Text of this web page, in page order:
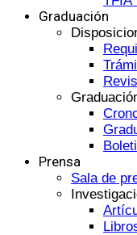
Graduación
Prensa
Sala de